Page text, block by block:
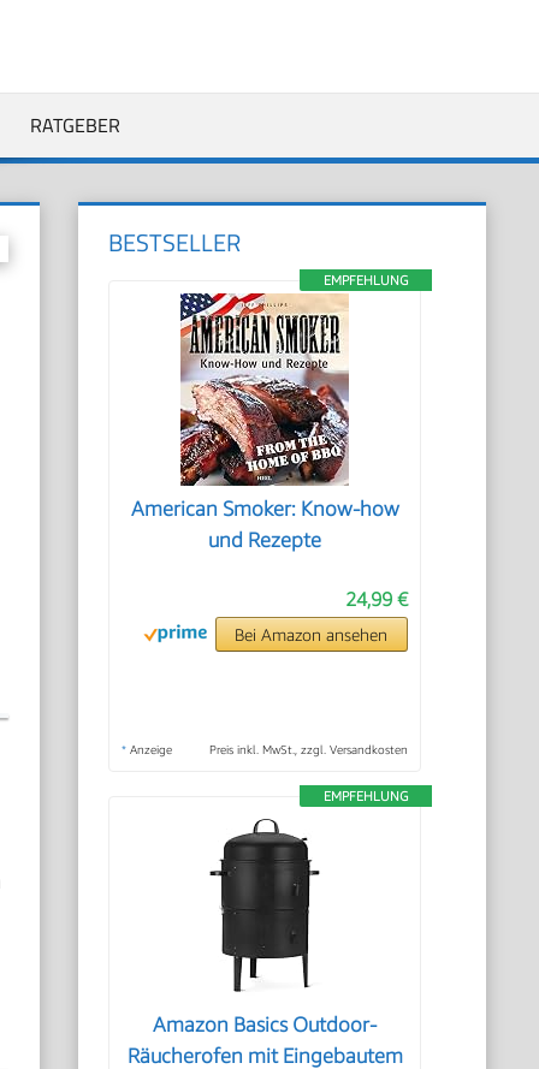
RATGEBER
BESTSELLER
EMPFEHLUNG
American Smoker: Know-how
und Rezepte
24,99 €
Bei Amazon ansehen
* Anzeige Preis inkl. MwSt., zzgl. Versandkosten
EMPFEHLUNG
Amazon Basics Outdoor-
Räucherofen mit Eingebautem